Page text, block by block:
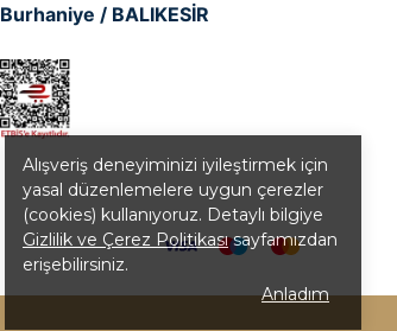
Alışveriş deneyiminizi iyileştirmek için
yasal düzenlemelere uygun çerezler
(cookies) kullanıyoruz. Detaylı bilgiye
Gizlilik ve Çerez Politikasısayfamızdan
erişebilirsiniz.
Anladım
Burhaniye / BALIKESİR